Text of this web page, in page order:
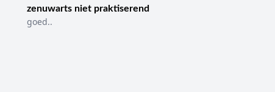
zenuwarts niet praktiserend
goed..